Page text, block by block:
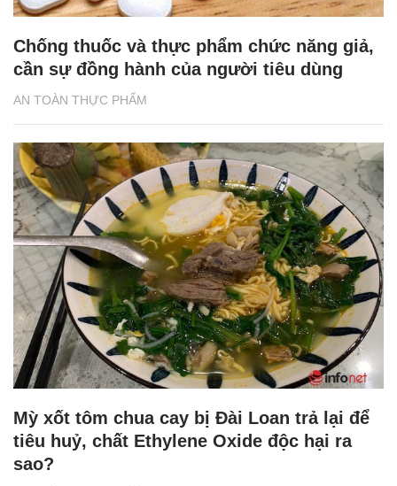
AN TOÀN THỰC PHẨM
Chống thuốc và thực phẩm chức năng giả,
cần sự đồng hành của người tiêu dùng
Mỳ xốt tôm chua cay bị Đài Loan trả lại để
tiêu huỷ, chất Ethylene Oxide độc hại ra
sao?